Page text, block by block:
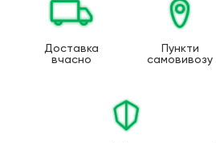
Доставка
вчасно
Пункти
самовивозу